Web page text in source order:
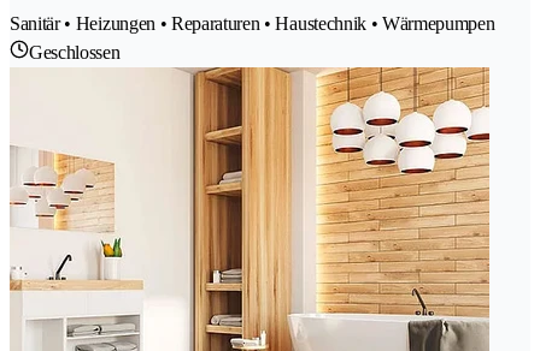
Sanitär • Heizungen • Reparaturen • Haustechnik • Wärmepumpen
Geschlossen